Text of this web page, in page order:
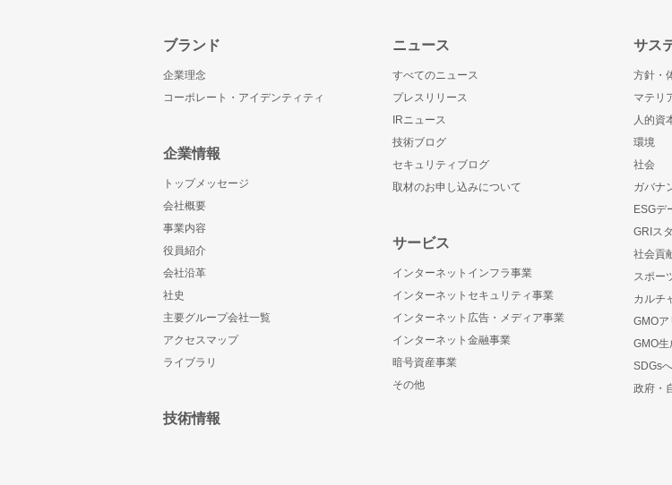
ブランド
企業理念
コーポレート・アイデンティティ
企業情報
トップメッセージ
会社概要
事業内容
役員紹介
会社沿革
社史
主要グループ会社一覧
アクセスマップ
ライブラリ
技術情報
ニュース
すべてのニュース
プレスリリース
IRニュース
技術ブログ
セキュリティブログ
取材のお申し込みについて
サービス
インターネットインフラ事業
インターネットセキュリティ事業
インターネット広告・メディア事業
インターネット金融事業
暗号資産事業
その他
サス
方針・
マテリ
人的資
環境
社会
ガバナ
ESGデ
GRIス
社会貢
スポー
カルチ
GMOア
GMO生
SDGs
政府・